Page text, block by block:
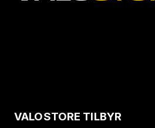
VALOSTORE TILBYR